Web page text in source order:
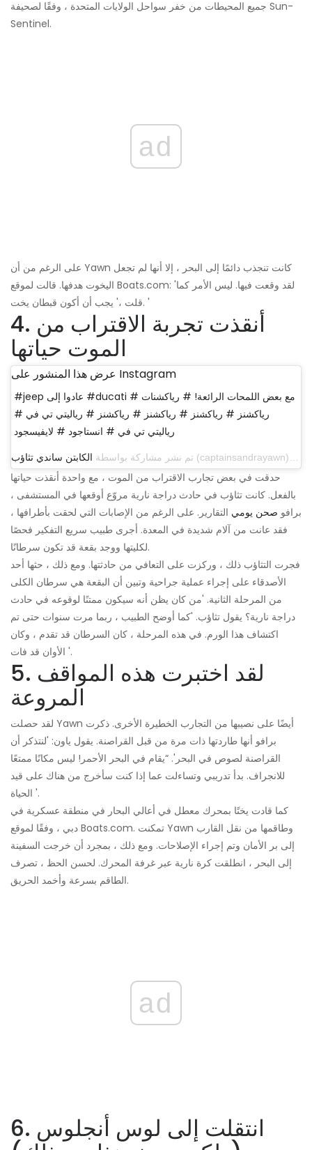
جميع المحيطات من خفر سواحل الولايات المتحدة ، وفقًا لصحيفة Sun-
Sentinel.
ad
على الرغم من أن Yawn كانت تنجذب دائمًا إلى البحر ، إلا أنها لم تجعل
اليخوت هدفها. قالت لموقع Boats.com: 'لقد وقعت فيها. ليس الأمر كما
قلت ،' يجب أن أكون قبطان يخت. '
4. أنقذت تجربة الاقتراب من
الموت حياتها
عرض هذا المنشور على Instagram
#jeep عادوا إلى #ducati مع بعض اللمحات الرائعة! # رياكشنات #
رياكشنز # رياكشنز # رياكشنز # رياكشنز # رياليتي تي في #
رياليتي تي في # انستاجود # لايفيسجود
تم نشر مشاركة بواسطة الكابتن ساندي تثاؤب
حدقت في بعض تجارب الاقتراب من الموت ، مع واحدة أنقذت حياتها
بالفعل. كانت تثاؤب في حادث دراجة نارية مروّع أوقعها في المستشفى ،
برافو صحن يومي التقارير. على الرغم من الإصابات التي لحقت بأطرافها ،
فقد عانت من آلام شديدة في المعدة. أجرى طبيب سريع التفكير فحصًا
لكليتها ووجد بقعة قد تكون سرطانًا.
فجرت التثاؤب ذلك ، وركزت على التعافي من حادثتها. ومع ذلك ، حثها أحد
الأصدقاء على إجراء عملية جراحية وتبين أن البقعة هي سرطان الكلى
من المرحلة الثانية. 'من كان يظن أنه سيكون ممتنًا لوقوعه في حادث
دراجة نارية؟ يقول تثاؤب. 'كما أوضح الطبيب ، ربما مرت سنوات حتى تم
اكتشاف هذا الورم. في هذه المرحلة ، كان السرطان قد تقدم ، وكان
الأوان قد فات '.
5. لقد اختبرت هذه المواقف
المروعة
لقد حصلت Yawn أيضًا على نصيبها من التجارب الخطيرة الأخرى. ذكرت
برافو أنها طاردتها ذات مرة من قبل القراصنة. يقول ياون: 'لنتذكر أن
القراصنة لصوص في البحر'. “يقام في البحر الأحمر! ليس مكانًا ممتعًا
للانجراف. بدأ تدريبي وتساءلت عما إذا كنت سأخرج من هناك على قيد
الحياة '.
كما قادت يختًا بمحرك معطل في أعالي البحار في منطقة عسكرية في
دبي ، وفقًا لموقع Boats.com. تمكنت Yawn وطاقمها من نقل القارب
إلى بر الأمان وتم إجراء الإصلاحات. ومع ذلك ، بمجرد أن خرجت السفينة
إلى البحر ، انطلقت كرة نارية عبر غرفة المحرك. لحسن الحظ ، تصرف
الطاقم بسرعة وأخمد الحريق.
ad
6. انتقلت إلى لوس أنجلوس